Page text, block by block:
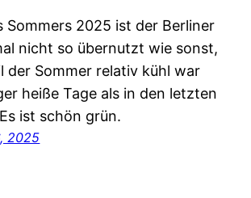
Sommers 2025 ist der Berliner
nicht so übernutzt wie sonst,
der Sommer relativ kühl war
heiße Tage als in den letzten
ist schön grün.
2025